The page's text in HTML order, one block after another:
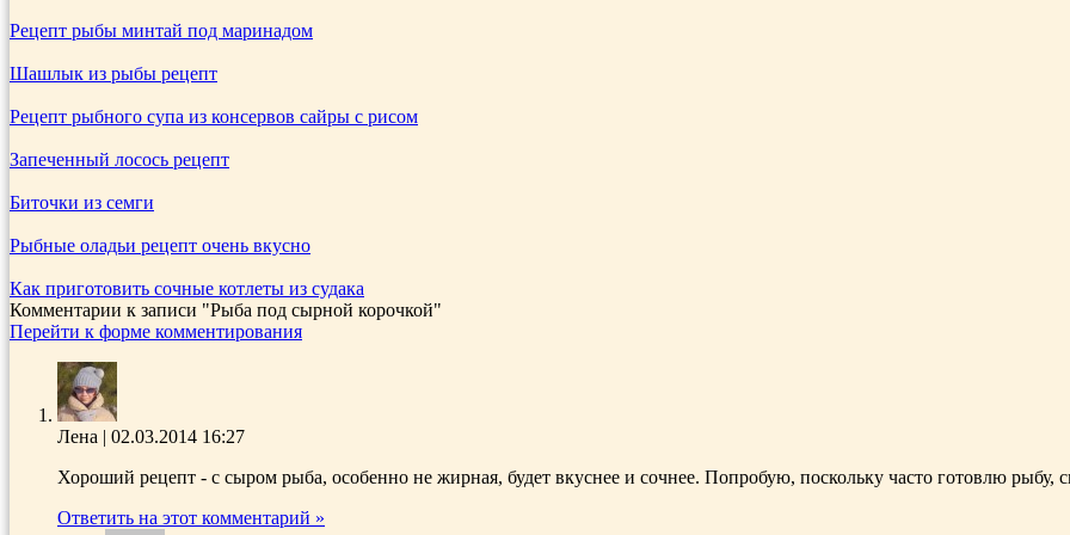
Рецепт рыбы минтай под маринадом
Шашлык из рыбы рецепт
Рецепт рыбного супа из консервов сайры с рисом
Запеченный лосось рецепт
Биточки из семги
Рыбные оладьи рецепт очень вкусно
Как приготовить сочные котлеты из судака
Комментарии к записи "Рыба под сырной корочкой"
Перейти к форме комментирования
Лена | 02.03.2014 16:27
Хороший рецепт - с сыром рыба, особенно не жирная, будет вкуснее и сочнее. Попробую, поскольку часто готовлю рыбу,
Ответить на этот комментарий »